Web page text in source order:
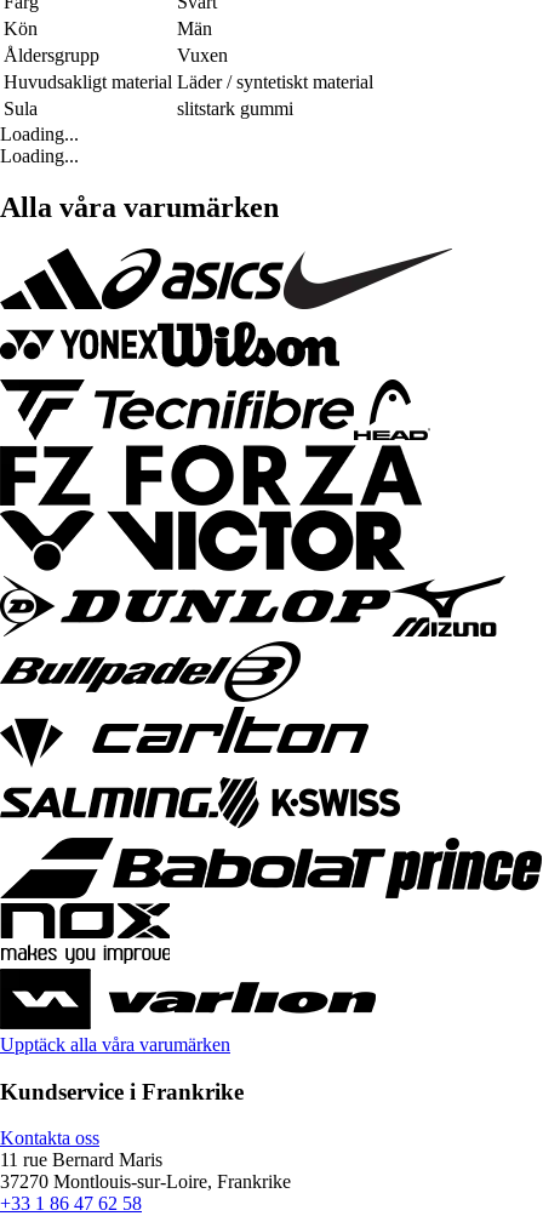
Kön
Män
Åldersgrupp
Vuxen
Huvudsakligt material Läder / syntetiskt material
Sula
slitstark gummi
Loading...
Loading...
Alla våra varumärken
Upptäck alla våra varumärken
Kundservice i Frankrike
Kontakta oss
11 rue Bernard Maris
37270 Montlouis-sur-Loire, Frankrike
+33 1 86 47 62 58